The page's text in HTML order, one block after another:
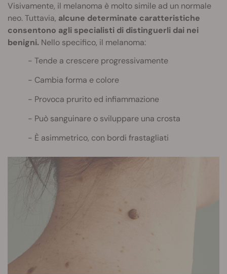
Visivamente, il melanoma è molto simile ad un normale
neo. Tuttavia, alcune determinate caratteristiche
consentono agli specialisti di distinguerli dai nei
benigni. Nello specifico, il melanoma:
Tende a crescere progressivamente
Cambia forma e colore
Provoca prurito ed infiammazione
Può sanguinare o sviluppare una crosta
È asimmetrico, con bordi frastagliati